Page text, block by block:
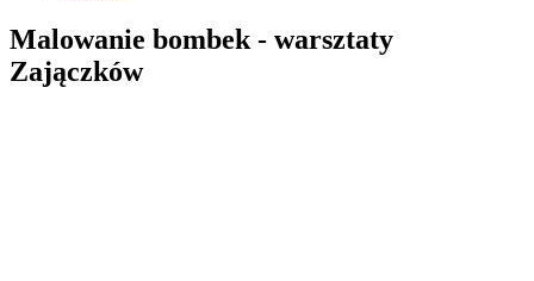
Malowanie bombek - warsztaty
Zajączków